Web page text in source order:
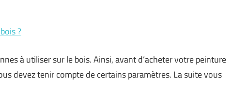
?
à utiliser sur le bois. Ainsi, avant d’acheter votre peinture
devez tenir compte de certains paramètres. La suite vous